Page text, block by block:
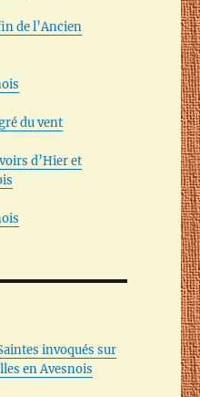
de l’Ancien
du vent
d’Hier et
invoqués sur
en Avesnois